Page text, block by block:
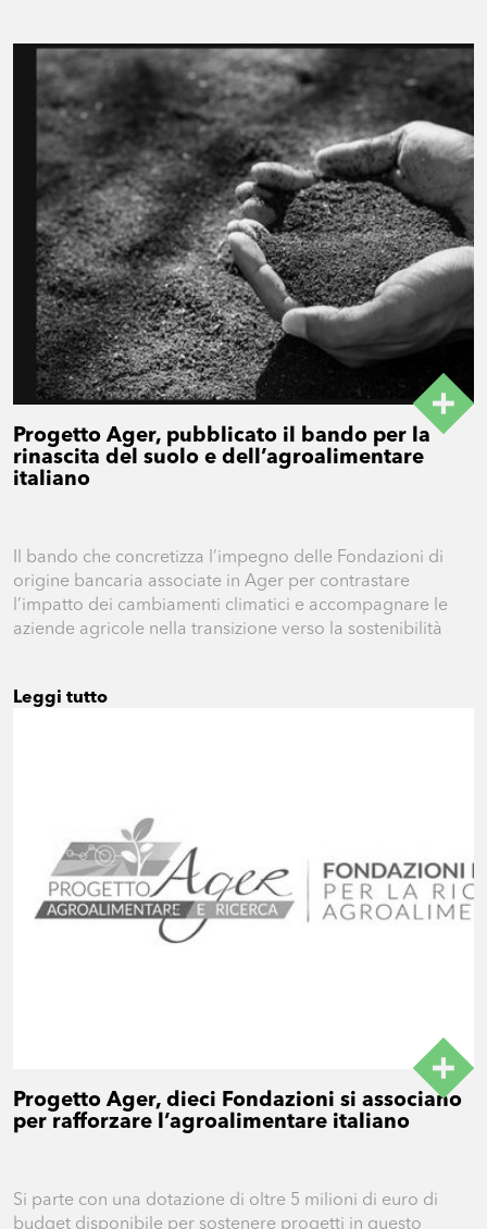
Progetto Ager, pubblicato il bando per la
rinascita del suolo e dell’agroalimentare
italiano
Il bando che concretizza l’impegno delle Fondazioni di
origine bancaria associate in Ager per contrastare
l’impatto dei cambiamenti climatici e accompagnare le
aziende agricole nella transizione verso la sostenibilità
Leggi tutto
Progetto Ager, dieci Fondazioni si associano
per rafforzare l’agroalimentare italiano
Si parte con una dotazione di oltre 5 milioni di euro di
budget disponibile per sostenere progetti in questo